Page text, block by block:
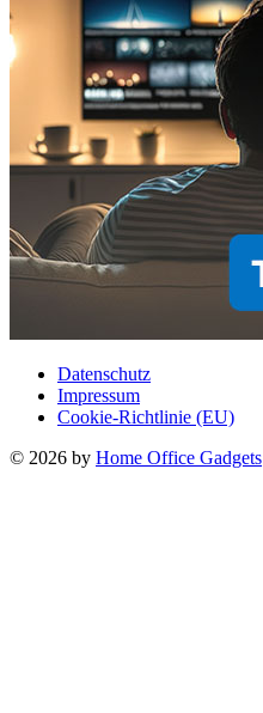
Datenschutz
Impressum
Cookie-Richtlinie (EU)
© 2026 by Home Office Gadgets